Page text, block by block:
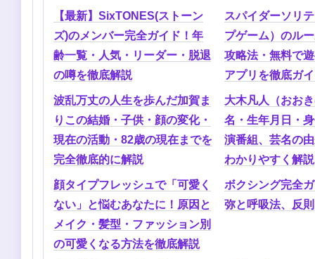
【最新】SixTONES(ストーン
ズ)のメンバー完全ガイド！年
齢一覧・人気・リーダー・脱退
の噂を徹底解説
スパイダーソリ
プゲーム）のル
攻略法・無料で
アプリを徹底ガ
波乱万丈の人生を歩んだ加賀ま
りこの結婚・子供・顔の変化・
現在の活動・82歳の現在までを
完全徹底的に解説
大木凡人（おお
名・生年月日・
演番組、芸名の
わかりやすく解説
顔タイプフレッシュで「可愛く
ない」と悩むあなたに！原因と
メイク・髪型・ファッション別
の可愛くなる方法を徹底解説
ボクシング完全
弥と呼吸法、反則